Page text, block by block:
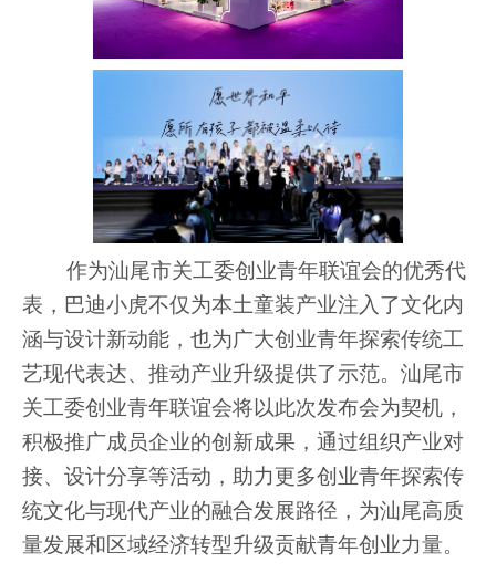
作为汕尾市关工委创业青年联谊会的优秀代
表，巴迪小虎不仅为本土童装产业注入了文化内
涵与设计新动能，也为广大创业青年探索传统工
艺现代表达、推动产业升级提供了示范。汕尾市
关工委创业青年联谊会将以此次发布会为契机，
积极推广成员企业的创新成果，通过组织产业对
接、设计分享等活动，助力更多创业青年探索传
统文化与现代产业的融合发展路径，为汕尾高质
量发展和区域经济转型升级贡献青年创业力量。